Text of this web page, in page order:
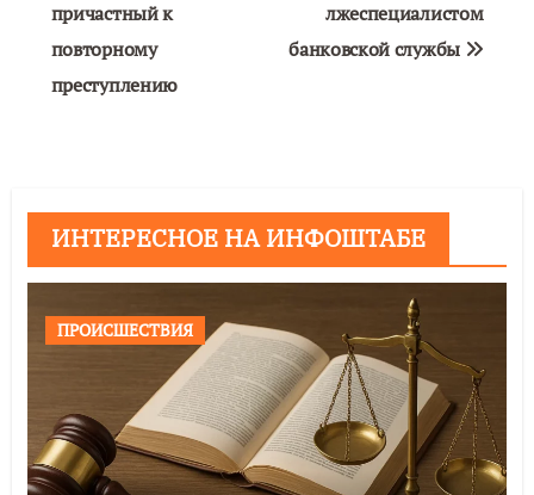
причастный к
повторному
преступлению
лжеспециалистом
банковской службы
ИНТЕРЕСНОЕ НА ИНФОШТАБЕ
ПРОИСШЕСТВИЯ